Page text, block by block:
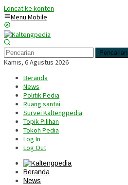
Loncat ke konten
Menu Mobile
Pencarian
Kamis, 6 Agustus 2026
Beranda
News
Politik Pedia
Ruang santai
Survei Kaltengpedia
Topik Pilihan
Tokoh Pedia
Log In
Log Out
Beranda
News